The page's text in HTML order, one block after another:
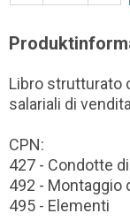
Libro strutturato
salariali di
CPN:
427 - Condotte
492 - Montaggio
495 - Elementi